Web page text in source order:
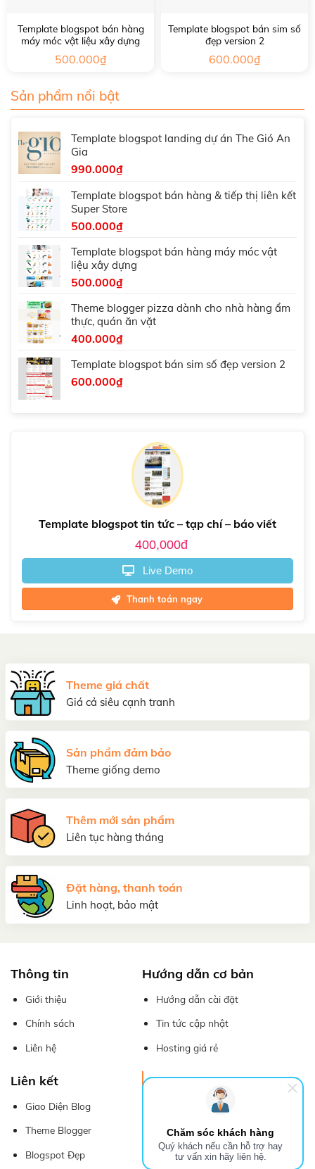
Template blogspot bán hàng
máy móc vật liệu xây dựng
500.000₫
Template blogspot bán sim số
đẹp version 2
600.000₫
Sản phẩm nổi bật
Template blogspot landing dự án The Gió An
Gia
990.000₫
Template blogspot bán hàng & tiếp thị liên kết
Super Store
500.000₫
Template blogspot bán hàng máy móc vật
liệu xây dựng
500.000₫
Theme blogger pizza dành cho nhà hàng ẩm
thực, quán ăn vặt
400.000₫
Template blogspot bán sim số đẹp version 2
600.000₫
Template blogspot tin tức – tạp chí – báo viết
400,000đ
Live Demo
Thanh toán ngay
Theme giá chất
Giá cả siêu cạnh tranh
Sản phẩm đảm bảo
Theme giống demo
Thêm mới sản phẩm
Liên tục hàng tháng
Đặt hàng, thanh toán
Linh hoạt, bảo mật
Thông tin
Giới thiệu
Chính sách
Liên hệ
Hướng dẫn cơ bản
Hướng dẫn cài đặt
Tin tức cập nhật
Hosting giá rẻ
Liên kết
Giao Diện Blog
Theme Blogger
Blogspot Đẹp
Giaodienblog.com
- Kho giao diện
Chăm sóc khách hàng
Quý khách nếu cần hỗ trợ hay
tư vấn xin hãy liên hệ.